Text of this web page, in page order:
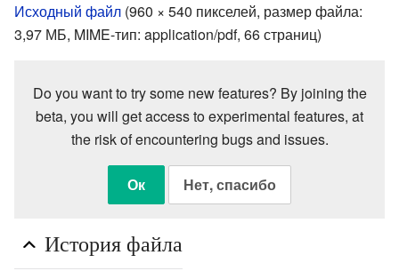
Исходный файл (960 × 540 пикселей, размер файла:
3,97 МБ, MIME-тип: application/pdf, 66 страниц)
Do you want to try some new features? By joining the
beta, you will get access to experimental features, at
the risk of encountering bugs and issues.
Ок Нет, спасибо
История файла